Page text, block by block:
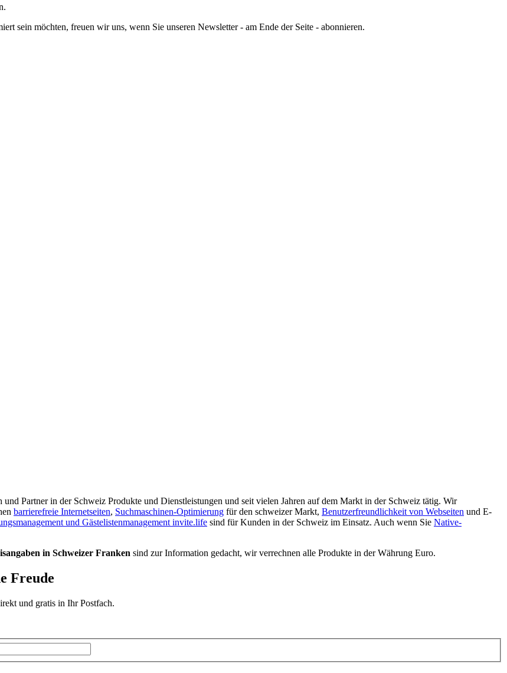
sein möchten, freuen wir uns, wenn Sie unseren Newsletter - am Ende der Seite - abonnieren.
Partner in der Schweiz Produkte und Dienstleistungen und seit vielen Jahren auf dem Markt in der Schweiz tätig. Wir
barrierefreie Internetseiten, Suchmaschinen-Optimierung für den schweizer Markt, Benutzerfreundlichkeit von Webseiten und E-
und Gästelistenmanagement invite.life sind für Kunden in der Schweiz im Einsatz. Auch wenn Sie Native-
in Schweizer Franken sind zur Information gedacht, wir verrechnen alle Produkte in der Währung Euro.
Freude
und gratis in Ihr Postfach.